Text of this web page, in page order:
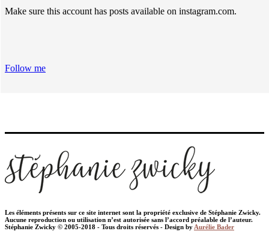
Make sure this account has posts available on instagram.com.
Follow me
Les éléments présents sur ce site internet sont la propriété exclusive de Stéphanie Zwicky.
Aucune reproduction ou utilisation n’est autorisée sans l’accord préalable de l’auteur.
Stéphanie Zwicky © 2005-2018 - Tous droits réservés - Design by Aurélie Bader